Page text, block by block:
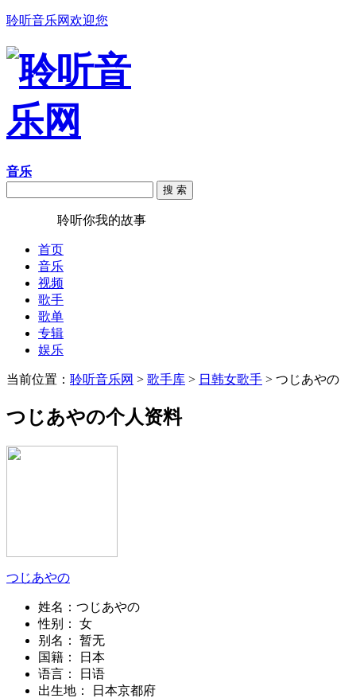
聆听音乐网欢迎您
音乐
搜 索
聆听你我的故事
首页
音乐
视频
歌手
歌单
专辑
娱乐
当前位置： 聆听音乐网 > 歌手库 > 日韩女歌手 > つじあやの
つじあやの个人资料
つじあやの
姓名： つじあやの
性别：
女
别名：
暂无
国籍：
日本
语言：
日语
出生地：
日本京都府